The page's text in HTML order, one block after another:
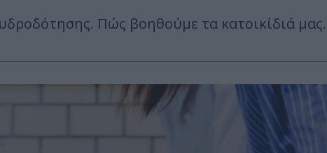
Πώς βοηθούμε τα κατοικίδιά μας.